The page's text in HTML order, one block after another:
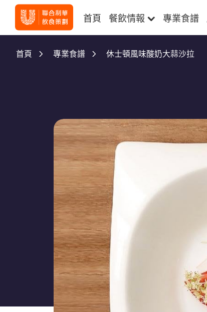
首頁 餐飲情報 專業食譜
首頁 專業食譜 休士頓風味酸奶大蒜沙拉